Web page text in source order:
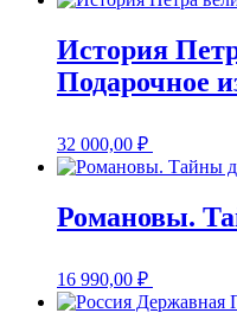
История
Подарочное
32 000,00 ₽
Романовы.
16 990,00 ₽